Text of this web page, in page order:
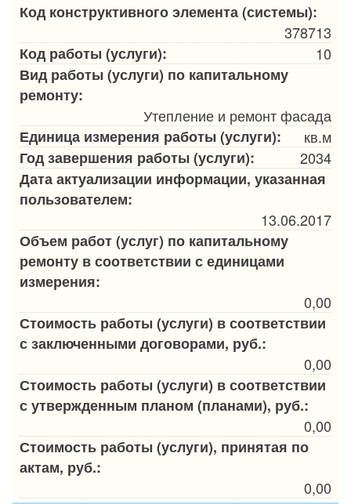
Код конструктивного элемента (системы):
378713
Код работы (услуги):
10
Вид работы (услуги) по капитальному
ремонту:
Утепление и ремонт фасада
Единица измерения работы (услуги):
кв.м
Год завершения работы (услуги):
2034
Дата актуализации информации, указанная
пользователем:
13.06.2017
Объем работ (услуг) по капитальному
ремонту в соответствии с единицами
измерения:
0,00
Стоимость работы (услуги) в соответствии
с заключенными договорами, руб.:
0,00
Стоимость работы (услуги) в соответствии
с утвержденным планом (планами), руб.:
0,00
Стоимость работы (услуги), принятая по
актам, руб.:
0,00